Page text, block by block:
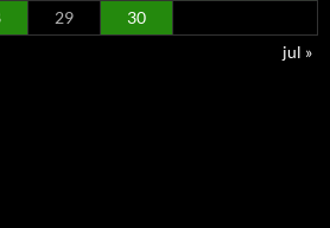
29
30
jul »